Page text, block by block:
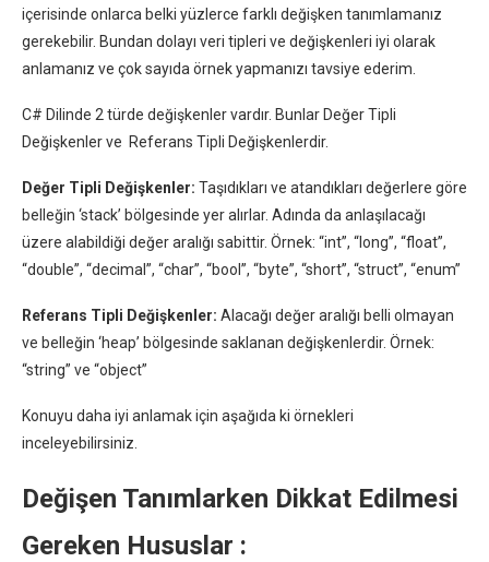
içerisinde onlarca belki yüzlerce farklı değişken tanımlamanız
gerekebilir. Bundan dolayı veri tipleri ve değişkenleri iyi olarak
anlamanız ve çok sayıda örnek yapmanızı tavsiye ederim.
C# Dilinde 2 türde değişkenler vardır. Bunlar Değer Tipli
Değişkenler ve Referans Tipli Değişkenlerdir.
Değer Tipli Değişkenler: Taşıdıkları ve atandıkları değerlere göre
belleğin ‘stack’ bölgesinde yer alırlar. Adında da anlaşılacağı
üzere alabildiği değer aralığı sabittir. Örnek: “int”, “long”, “float”,
“double”, “decimal”, “char”, “bool”, “byte”, “short”, “struct”, “enum”
Referans Tipli Değişkenler: Alacağı değer aralığı belli olmayan
ve belleğin ‘heap’ bölgesinde saklanan değişkenlerdir. Örnek:
“string” ve “object”
Konuyu daha iyi anlamak için aşağıda ki örnekleri
inceleyebilirsiniz.
Değişen Tanımlarken Dikkat Edilmesi
Gereken Hususlar :